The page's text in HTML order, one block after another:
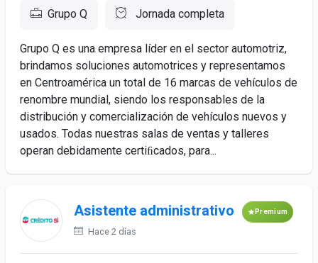
Grupo Q Jornada completa
Grupo Q es una empresa líder en el sector automotriz,
brindamos soluciones automotrices y representamos
en Centroamérica un total de 16 marcas de vehículos de
renombre mundial, siendo los responsables de la
distribución y comercialización de vehículos nuevos y
usados. Todas nuestras salas de ventas y talleres
operan debidamente certiﬁcados, para...
Asistente administrativo Premium
Hace 2 días